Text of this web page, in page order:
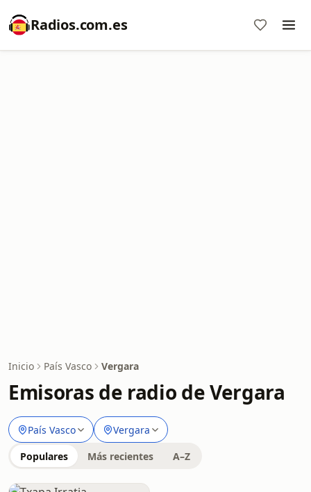
Radios.com.es
Inicio País Vasco Vergara
Emisoras de radio de Vergara
País Vasco Vergara
Populares Más recientes A–Z